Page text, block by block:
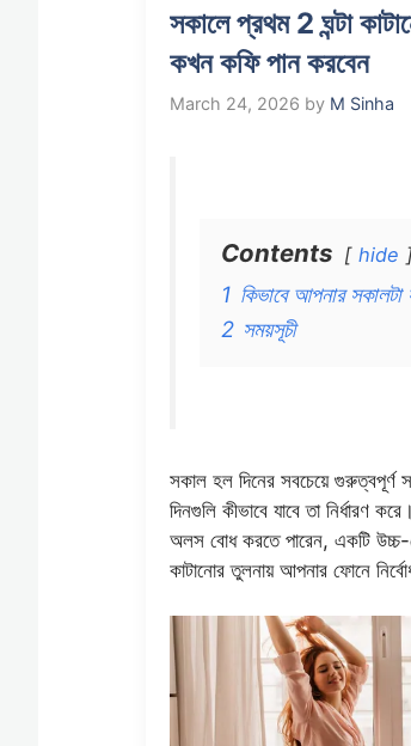
সকালে প্রথম 2 ঘন্টা
কখন কফি পান করবেন
March 24, 2026 by M Sinha
Contents hide
1 কিভাবে আপনার সকালটা
2 সময়সূচী
সকাল হল দিনের সবচেয়ে গুরুত্বপূর্ণ
দিনগুলি কীভাবে যাবে তা নির্ধারণ করে।
অলস বোধ করতে পারেন, একটি উচ্চ-
কাটানোর তুলনায় আপনার ফোনে